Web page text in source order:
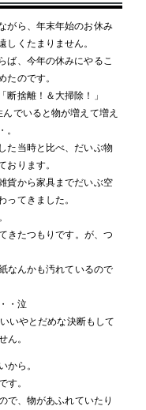
がら、年末年始のお休み
しくたまりません。
ば、今年の休みにやるこ
たのです。
断捨離！＆大掃除！」
んでいると物が増えて増え
。
た当時と比べ、だいぶ物
おります。
貨から家具までだいぶ空
ってきました。
きたつもりです。が、つ
なんかも汚れているので
・泣
いやとだめな決断もして
ん。
から。
す。
で、物があふれていたり